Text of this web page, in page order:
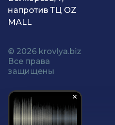
напротив ТЦ OZ
MALL
© 2026 krovlya.biz
Все права
защищены